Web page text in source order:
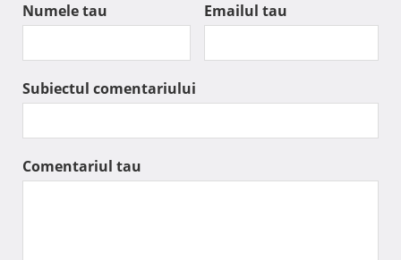
Numele tau Emailul tau
Subiectul comentariului
Comentariul tau